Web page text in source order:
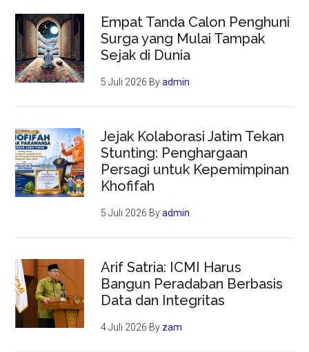
Empat Tanda Calon Penghuni
Surga yang Mulai Tampak
Sejak di Dunia
5 Juli 2026 Byadmin
Jejak Kolaborasi Jatim Tekan
Stunting: Penghargaan
Persagi untuk Kepemimpinan
Khofifah
5 Juli 2026 Byadmin
Arif Satria: ICMI Harus
Bangun Peradaban Berbasis
Data dan Integritas
4 Juli 2026 By zam